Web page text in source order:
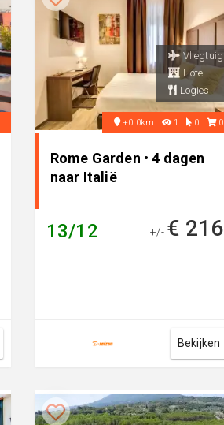
Vliegtuig
Hotel
Logies
+0.0km 1 0 0
Rome Garden • 4 dagen
naar Italië
13/12 +/- € 216
Bekijken